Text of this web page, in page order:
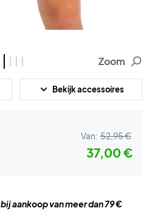
Zoom
Bekijk accessoires
Van: 52,95 €
37,00 €
bij aankoop van meer dan 79 €